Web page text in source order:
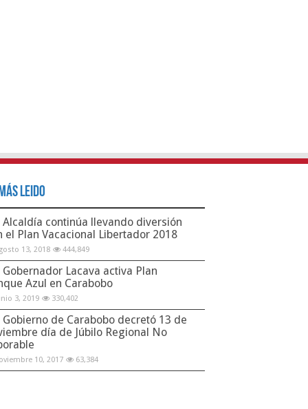
Leido
Alcaldía continúa llevando diversión
el Plan Vacacional Libertador 2018
13, 2018 444,849
Gobernador Lacava activa Plan
Azul en Carabobo
3, 2019 330,402
Gobierno de Carabobo decretó 13 de
día de Júbilo Regional No
10, 2017 63,384